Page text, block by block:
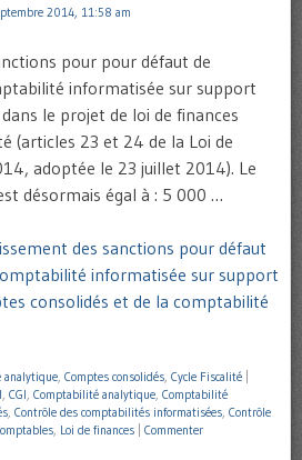
2014, 11:58 am
pour pour défaut de
informatisée sur support
le projet de loi de finances
(articles 23 et 24 de la Loi de
adoptée le 23 juillet 2014). Le
désormais égal à : 5 000 …
des sanctions pour défaut
informatisée sur support
consolidés et de la comptabilité
analytique Comptes consolidés Cycle Fiscalité
CGI Comptabilité analytique Comptabilité
Contrôle des comptabilités informatisées Contrôle
Loi de finances Commenter